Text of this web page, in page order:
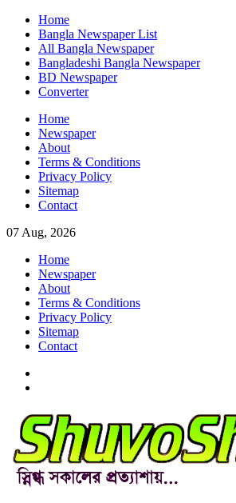
Skip
content
Home
Bangla Newspaper List
All Bangla Newspaper
Bangladeshi Bangla Newspaper
BD Newspaper
Converter
Home
Newspaper
About
Terms & Conditions
Privacy Policy
Sitemap
Contact
07 Aug, 2026
Home
Newspaper
About
Terms & Conditions
Privacy Policy
Sitemap
Contact